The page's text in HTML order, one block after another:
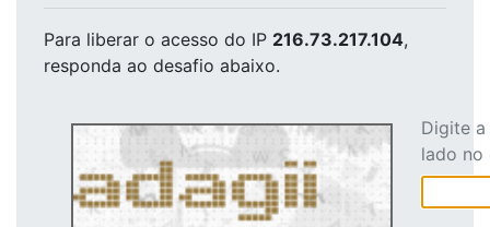
Para liberar o acesso do IP 216.73.217.104,
responda ao desafio abaixo.
Digite
lado no